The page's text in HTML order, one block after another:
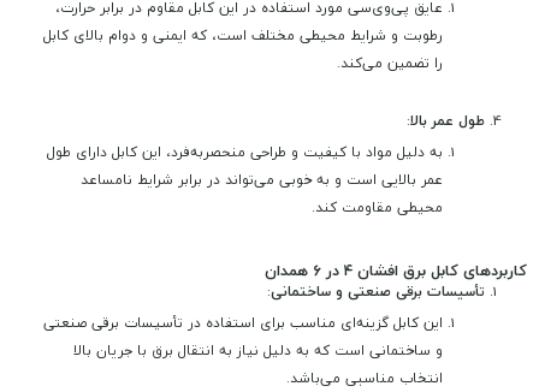
عایق پی‌وی‌سی مورد استفاده در این کابل مقاوم در برابر حرارت،
رطوبت و شرایط محیطی مختلف است، که ایمنی و دوام بالای کابل
را تضمین می‌کند.
طول عمر بالا:
به دلیل مواد با کیفیت و طراحی منحصربه‌فرد، این کابل دارای طول
عمر بالایی است و به خوبی می‌تواند در برابر شرایط نامساعد
محیطی مقاومت کند.
کاربردهای کابل برق افشان ۴ در ۶ همدان
تأسیسات برقی صنعتی و ساختمانی:
این کابل گزینه‌ای مناسب برای استفاده در تأسیسات برقی صنعتی
و ساختمانی است که به دلیل نیاز به انتقال برق با جریان بالا
انتخاب مناسبی می‌باشد.